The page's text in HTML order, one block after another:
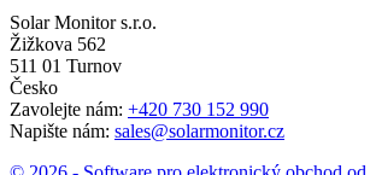
Solar Monitor s.r.o.
Žižkova 562
511 01 Turnov
Česko
Zavolejte nám: +420 730 152 990
Napište nám: sales@solarmonitor.cz